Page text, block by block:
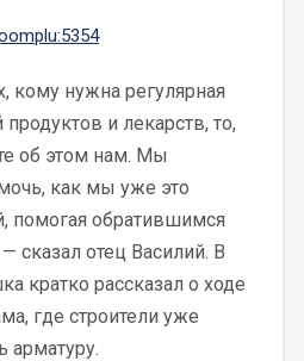
кому нужна регулярная
и лекарств, то,
об этом нам. Мы
как мы уже это
помогая обратившимся
сказал отец Василий. В
кратко рассказал о ходе
где строители уже
арматуру.